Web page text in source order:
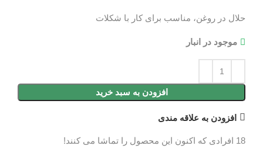
حلال در روغن، مناسب برای کار با شکلات
موجود در انبار
افزودن به سبد خرید
افزودن به علاقه مندی
18 افرادی که اکنون این محصول را تماشا می کنند!